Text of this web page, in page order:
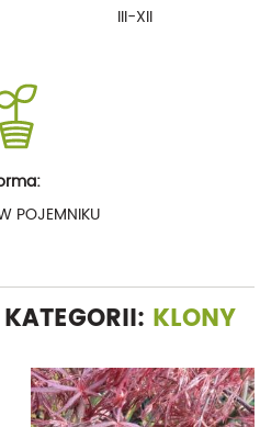
III-XII
POJEMNIKU
KLONY